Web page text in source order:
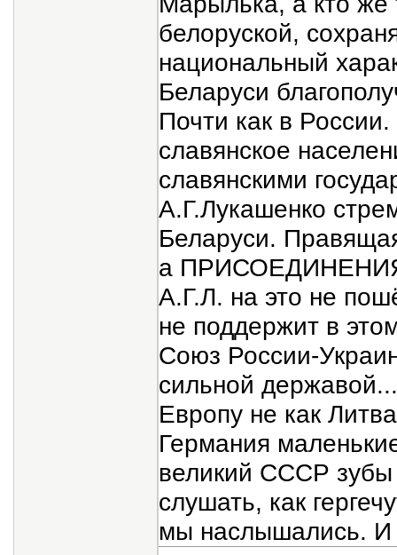
белоруской,
национальный
Беларуси
Почти как в
славянское
славянскими
А.Г.Лукашенко
Беларуси.
а ПРИСОЕДИНЕНИЯ
А.Г.Л. на это не
не поддержит в
Союз России-
сильной
Европу не как
Германия
великий СССР
слушать, как
мы наслышались. И